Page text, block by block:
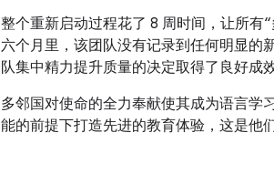
整个重新启动过程花了 8 周时间，让所有
六个月里，该团队没有记录到任何明显的
队集中精力提升质量的决定取得了良好成效
多邻国对使命的全力奉献使其成为语言学
能的前提下打造先进的教育体验，这是他